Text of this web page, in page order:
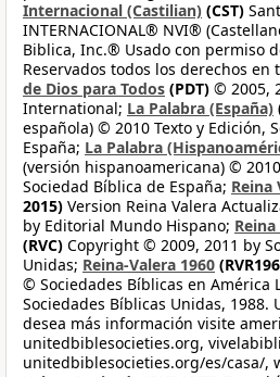
Internacional (Castilian) (CST)
INTERNACIONAL® NVI®
Biblica, Inc.® Usado con permiso
Reservados todos los derechos en
de Dios para Todos (PDT) © 2005,
International; La Palabra (España)
española) © 2010 Texto y Edición,
España; La Palabra
(versión hispanoamericana) ©
Sociedad Bíblica de España; Reina
2015) Version Reina Valera
by Editorial Mundo Hispano;
(RVC) Copyright © 2009, 2011 by
Unidas; Reina-Valera 1960
© Sociedades Bíblicas en América
Sociedades Bíblicas Unidas, 1988.
desea más información visite
unitedbiblesocieties.org,
unitedbiblesocieties.org/es/casa/,